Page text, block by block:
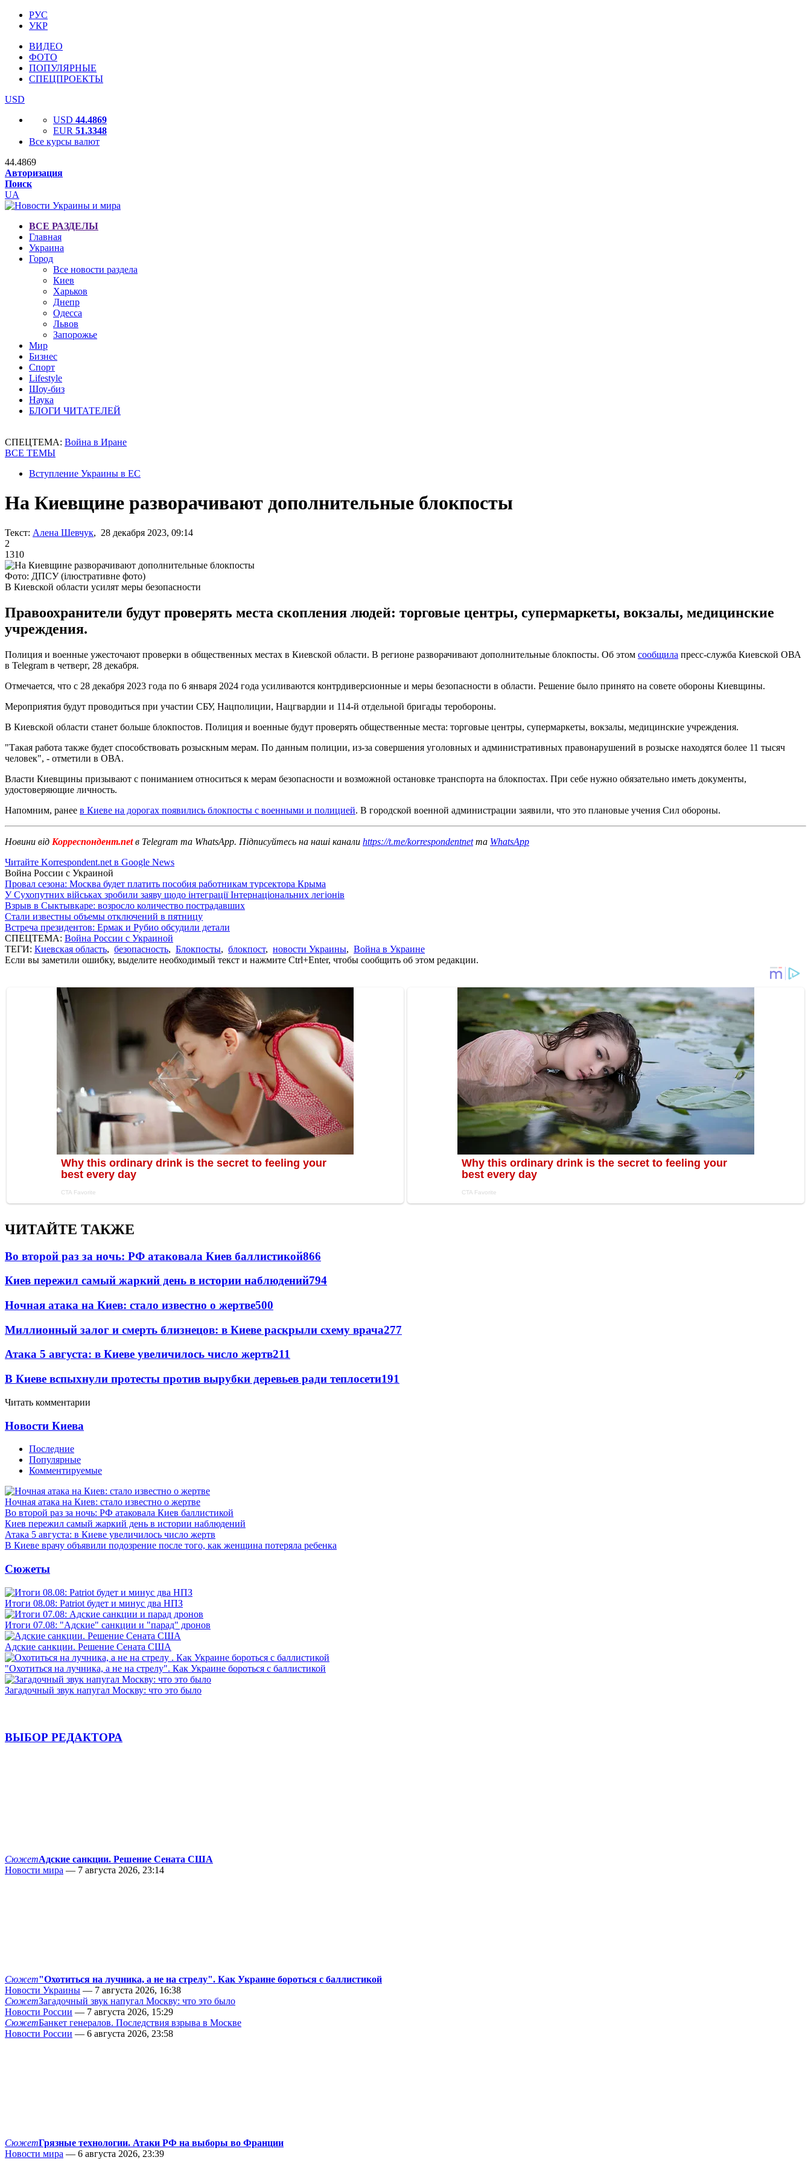
РУС
УКР
ВИДЕО
ФОТО
ПОПУЛЯРНЫЕ
СПЕЦПРОЕКТЫ
USD
USD 44.4869
EUR 51.3348
Все курсы валют
44.4869
Авторизация
Поиск
UA
ВСЕ РАЗДЕЛЫ
Главная
Украина
Город
Все новости раздела
Киев
Харьков
Днепр
Одесса
Львов
Запорожье
Мир
Бизнес
Спорт
Lifestyle
Шоу-биз
Наука
БЛОГИ ЧИТАТЕЛЕЙ
СПЕЦТЕМА: Война в Иране
ВСЕ ТЕМЫ
Вступление Украины в ЕС
На Киевщине разворачивают дополнительные блокпосты
Текст: Алена Шевчук, 28 декабря 2023, 09:14
2
1310
Фото: ДПСУ (ілюстративне фото)
В Киевской области усилят меры безопасности
Правоохранители будут проверять места скопления людей: торговые центры, супермаркеты, вокзалы, медицинские
учреждения.
Полиция и военные ужесточают проверки в общественных местах в Киевской области. В регионе разворачивают дополнительные блокпосты. Об этом сообщила пресс-служба Киевской ОВА
в Telegram в четверг, 28 декабря.
Отмечается, что с 28 декабря 2023 года по 6 января 2024 года усиливаются контрдиверсионные и меры безопасности в области. Решение было принято на совете обороны Киевщины.
Мероприятия будут проводиться при участии СБУ, Нацполиции, Нацгвардии и 114-й отдельной бригады теробороны.
В Киевской области станет больше блокпостов. Полиция и военные будут проверять общественные места: торговые центры, супермаркеты, вокзалы, медицинские учреждения.
"Такая работа также будет способствовать розыскным мерам. По данным полиции, из-за совершения уголовных и административных правонарушений в розыске находятся более 11 тысяч
человек", - отметили в ОВА.
Власти Киевщины призывают с пониманием относиться к мерам безопасности и возможной остановке транспорта на блокпостах. При себе нужно обязательно иметь документы,
удостоверяющие личность.
Напомним, ранее в Киеве на дорогах появились блокпосты с военными и полицией. В городской военной администрации заявили, что это плановые учения Сил обороны.
Новини від Корреспондент.netв Telegram та WhatsApp. Підписуйтесь на наші канали https://t.me/korrespondentnetта WhatsApp
Читайте Korrespondent.net в Google News
Война России с Украиной
Провал сезона: Москва будет платить пособия работникам турсектора Крыма
У Сухопутних військах зробили заяву щодо інтеграції Інтернаціональних легіонів
Взрыв в Сыктывкаре: возросло количество пострадавших
Стали известны объемы отключений в пятницу
Встреча президентов: Ермак и Рубио обсудили детали
СПЕЦТЕМА: Война России с Украиной
ТЕГИ: Киевская область, безопасность, Блокпосты, блокпост, новости Украины, Война в Украине
Если вы заметили ошибку, выделите необходимый текст и нажмите Ctrl+Enter, чтобы сообщить об этом редакции.
ЧИТАЙТЕ ТАКЖЕ
Во второй раз за ночь: РФ атаковала Киев баллистикой866
Киев пережил самый жаркий день в истории наблюдений794
Ночная атака на Киев: стало известно о жертве500
Миллионный залог и смерть близнецов: в Киеве раскрыли схему врача277
Атака 5 августа: в Киеве увеличилось число жертв211
В Киеве вспыхнули протесты против вырубки деревьев ради теплосети191
Читать комментарии
Новости Киева
Последние
Популярные
Комментируемые
Ночная атака на Киев: стало известно о жертве
Во второй раз за ночь: РФ атаковала Киев баллистикой
Киев пережил самый жаркий день в истории наблюдений
Атака 5 августа: в Киеве увеличилось число жертв
В Киеве врачу объявили подозрение после того, как женщина потеряла ребенка
Сюжеты
Итоги 08.08: Patriot будет и минус два НПЗ
Итоги 07.08: "Адские" санкции и "парад" дронов
Адские санкции. Решение Сената США
"Охотиться на лучника, а не на стрелу". Как Украине бороться с баллистикой
Загадочный звук напугал Москву: что это было
ВЫБОР РЕДАКТОРА
СюжетАдские санкции. Решение Сената США
Новости мира — 7 августа 2026, 23:14
Сюжет"Охотиться на лучника, а не на стрелу". Как Украине бороться с баллистикой
Новости Украины — 7 августа 2026, 16:38
СюжетЗагадочный звук напугал Москву: что это было
Новости России — 7 августа 2026, 15:29
СюжетБанкет генералов. Последствия взрыва в Москве
Новости России — 6 августа 2026, 23:58
СюжетГрязные технологии. Атаки РФ на выборы во Франции
Новости мира — 6 августа 2026, 23:39